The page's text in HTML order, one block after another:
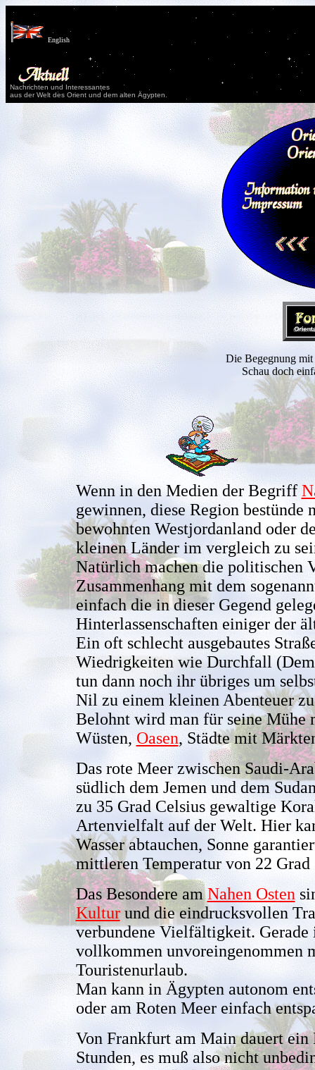
English
Nachrichten und Interessantes
aus der Welt des Orient und dem alten Ägypten.
Die Begegnung
Schau doch
Wenn in den Medien der Begriff
gewinnen, diese Region bestünde
bewohnten Westjordanland oder
kleinen Länder im vergleich zu
Natürlich machen die politischen
Zusammenhang mit dem
einfach die in dieser Gegend
Hinterlassenschaften einiger der
Ein oft schlecht ausgebautes
Wiedrigkeiten wie Durchfall
tun dann noch ihr übriges um
Nil zu einem kleinen Abenteuer
Belohnt wird man für seine Mühe
Wüsten, Oasen, Städte mit
Das rote Meer zwischen Saudi-
südlich dem Jemen und dem
zu 35 Grad Celsius gewaltige
Artenvielfalt auf der Welt. Hier
Wasser abtauchen, Sonne
mittleren Temperatur von 22
Das Besondere amNahen Osten
Kulturund die eindrucksvollen
verbundene Vielfältigkeit.
vollkommen unvoreingenommen
Touristenurlaub.
Man kann in Ägypten autonom
oder am Roten Meer einfach
Von Frankfurt am Main dauert
Stunden, es muß also nicht